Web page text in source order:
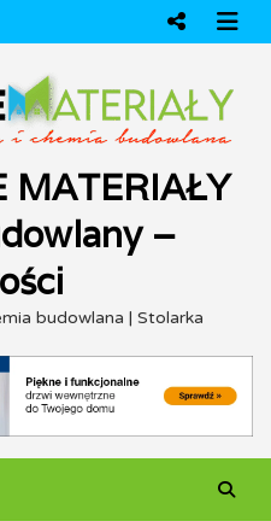
MATERIAŁY
–
budowlana | Stolarka